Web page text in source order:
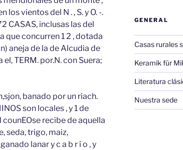
vientos del N . , S. y O. -.
CASAS, inclusas las del
que concurren 1 2 , dotada
aneja de la de Alcudia de
TERM. por.N. con Suera;
banado por un riach.
son locales , y 1 de
recibe de aquella
seda, trigo, maiz,
lanar y c a b r í o , y
GENERAL
Casas rurales
Keramik für
Literatura
Nuestra sede